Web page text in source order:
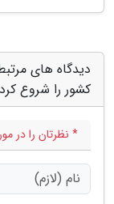
کشور را شروع
* نظرتان را در